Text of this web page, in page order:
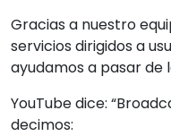
Gracias a nuestro
servicios dirigidos a
ayudamos a pasar de
YouTube dice:
decimos: